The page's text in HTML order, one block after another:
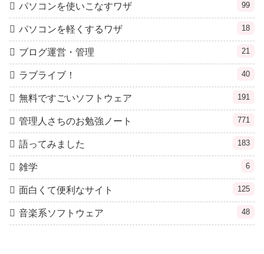
パソコンを使いこなすワザ 99
パソコンを軽くするワザ 18
ブログ運営・管理 21
ラブライブ！ 40
無料ですごいソフトウェア 191
管理人さちのお勉強ノート 771
語ってみました 183
雑学 6
面白くて便利なサイト 125
音楽系ソフトウェア 48